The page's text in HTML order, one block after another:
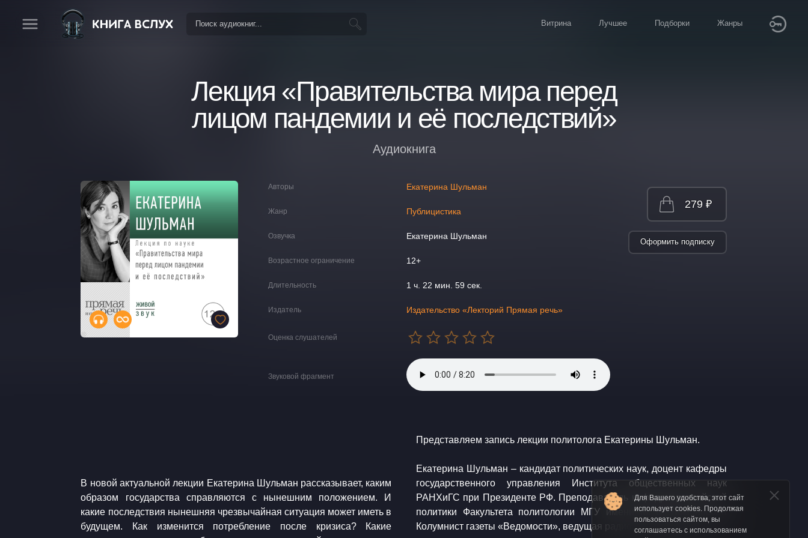
Витрина Лучшее Подборки Жанры
Лекция «Правительства мира перед
лицом пандемии и её последствий»
Аудиокнига
Авторы Екатерина Шульман
Жанр Публицистика
Озвучка Екатерина Шульман
Возрастное ограничение 12+
Длительность 1 ч. 22 мин. 59 сек.
Издатель Издательство «Лекторий Прямая речь»
Оценка слушателей
Звуковой фрагмент
279 ₽
Оформить подписку
​В новой актуальной лекции Екатерина Шульман рассказывает, каким
образом государства справляются с нынешним положением. И
какие последствия нынешняя чрезвычайная ситуация может иметь в
будущем. Как изменится потребление после кризиса? Какие
​Представляем запись лекции политолога Екатерины Шульман.
​Екатерина Шульман – кандидат политических наук, доцент кафедры
государственного управления Института общественных наук
РАНХиГС при Президенте РФ. Преподаватель кафедры российской
политики Факультета политологии МГУ имени М. В. Ломоносова
Колумнист газеты «Ведомости», ведущая радио «Эхо Москвы».
Для Вашего удобства, этот сайт
использует cookies. Продолжая
пользоваться сайтом, вы
соглашаетесь с использованием